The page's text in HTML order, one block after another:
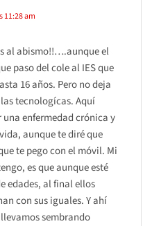
11:28 am
al abismo!!….aunque el
paso del cole al IES que
16 años. Pero no deja
tecnologícas. Aquí
enfermedad crónica y
aunque te diré que
te pego con el móvil. Mi
es que aunque esté
edades, al final ellos
con sus iguales. Y ahí
sembrando